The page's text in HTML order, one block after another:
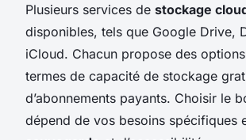
Plusieurs services de stockage
disponibles, tels que Google Drive,
iCloud. Chacun propose des
termes de capacité de stockage
d’abonnements payants. Choisir le
dépend de vos besoins spécifiques